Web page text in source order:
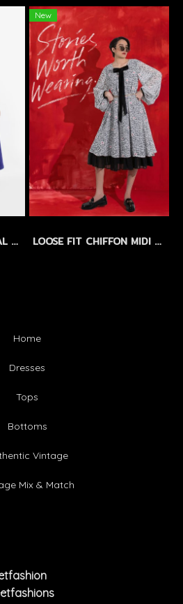
VIOLET VELVET MINIMAL DRESS by WLS - เดรสผ้าสักกะหลาดเนื้อสัมผัสกำมะหยี่ สีม่วง
New
LOOSE FIT CHIFFON MIDI DRESS with FLORAL EMBROIDERY - เดรสทรงหลวม ผ้าชีฟองปักลายดอกไม้ แขนบอลลูน กระโปรงระบาย 2 ชั้น
Home
Dresses
Tops
Bottoms
Vintage
Mix & Match